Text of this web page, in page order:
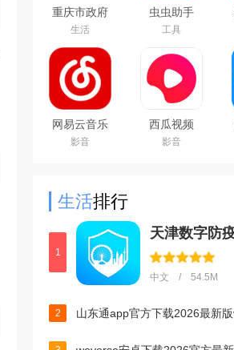
重庆市政府
渝快办app
官方版
生活
虫虫助手
2026最新版
游戏盒子
工具
网易云音乐
下载2025最
新版
影音
西瓜视频
2024最新版
影音
生活排行
1
中文 / 54.5M
2